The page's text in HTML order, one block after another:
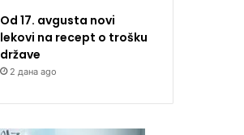
Od 17. avgusta novi
lekovi na recept o trošku
države
2 дана ago